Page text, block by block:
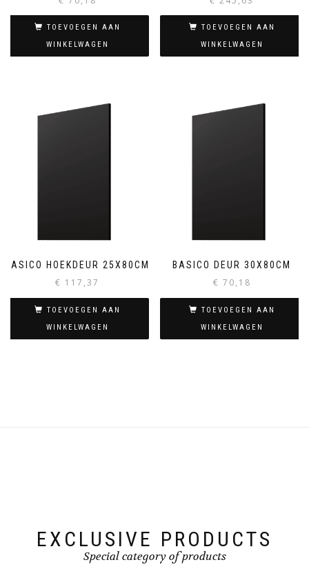
TOEVOEGEN AAN
WINKELWAGEN
TOEVOEGEN AAN
WINKELWAGEN
BASICO HOEKDEUR 25X80CM
€ 117,37
TOEVOEGEN AAN
WINKELWAGEN
BASICO DEUR 30X80CM
€ 70,18
TOEVOEGEN AAN
WINKELWAGEN
EXCLUSIVE PRODUCTS
Special category of products